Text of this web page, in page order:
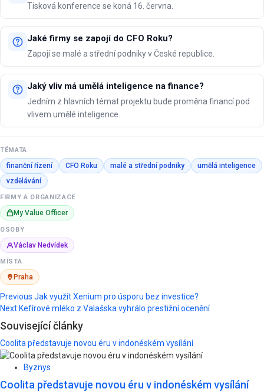
Tisková konference se koná 16. června.
Jaké firmy se zapojí do CFO Roku?
Zapojí se malé a střední podniky v České republice.
Jaký vliv má umělá inteligence na finance?
Jedním z hlavních témat projektu bude proměna financí pod
vlivem umělé inteligence.
TÉMATA
finanční řízení CFO Roku malé a střední podniky
umělá inteligence
vzdělávání
FIRMY A ORGANIZACE
My Value Officer
OSOBY
Václav Nedvídek
MÍSTA
Praha
Post
navigation
Previous Jak využít Xenium pro úsporu bez investice?
Next Kefírové mléko z Valašska vyhrálo prestižní ocenění
Související články
Coolita představuje novou éru v indonéském vysílání
Byznys
Coolita představuje novou éru v indonéském vysílání